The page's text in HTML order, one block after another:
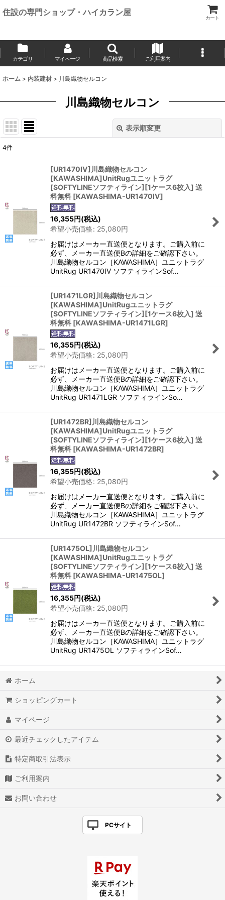
住設の専門ショップ・ハイカラン屋
カート
カテゴリ マイページ 商品検索 ご利用案内
ホーム > 内装建材 > 川島織物セルコン
川島織物セルコン
表示順変更
4件
[UR1470IV]川島織物セルコン
[KAWASHIMA]UnitRugユニットラグ
[SOFTYLINEソフティライン][1ケース6枚入] 送
料無料 [KAWASHIMA-UR1470IV]
16,355円(税込)
希望小売価格: 25,080円
お届けはメーカー直送便となります。ご購入前に
必ず、メーカー直送便Bの詳細をご確認下さい。
川島織物セルコン［KAWASHIMA］ユニットラグ
UnitRug UR1470IV ソフティラインSof…
[UR1471LGR]川島織物セルコン
[KAWASHIMA]UnitRugユニットラグ
[SOFTYLINEソフティライン][1ケース6枚入] 送
料無料 [KAWASHIMA-UR1471LGR]
16,355円(税込)
希望小売価格: 25,080円
お届けはメーカー直送便となります。ご購入前に
必ず、メーカー直送便Bの詳細をご確認下さい。
川島織物セルコン［KAWASHIMA］ユニットラグ
UnitRug UR1471LGR ソフティラインSo…
[UR1472BR]川島織物セルコン
[KAWASHIMA]UnitRugユニットラグ
[SOFTYLINEソフティライン][1ケース6枚入] 送
料無料 [KAWASHIMA-UR1472BR]
16,355円(税込)
希望小売価格: 25,080円
お届けはメーカー直送便となります。ご購入前に
必ず、メーカー直送便Bの詳細をご確認下さい。
川島織物セルコン［KAWASHIMA］ユニットラグ
UnitRug UR1472BR ソフティラインSof…
[UR1475OL]川島織物セルコン
[KAWASHIMA]UnitRugユニットラグ
[SOFTYLINEソフティライン][1ケース6枚入] 送
料無料 [KAWASHIMA-UR1475OL]
16,355円(税込)
希望小売価格: 25,080円
お届けはメーカー直送便となります。ご購入前に
必ず、メーカー直送便Bの詳細をご確認下さい。
川島織物セルコン［KAWASHIMA］ユニットラグ
UnitRug UR1475OL ソフティラインSof…
ホーム
ショッピングカート
マイページ
最近チェックしたアイテム
特定商取引法表示
ご利用案内
お問い合わせ
PCサイト